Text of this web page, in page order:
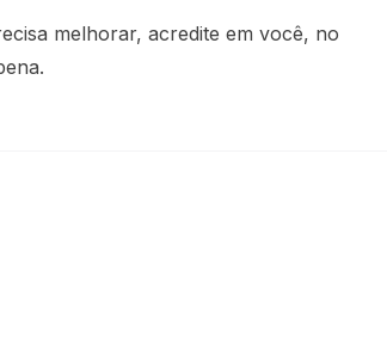
melhorar, acredite em você, no